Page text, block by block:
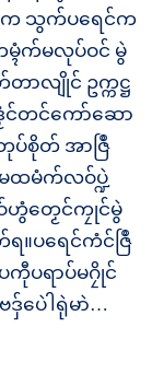
က သွက်ပရေင်က
မ္ၚံက်မလုပ်ဝင် မွဲ
လျိုင် ဥက္ကဋ္ဌ
ဒၟံင်တင်ကော်ဆော
ပ်စိုတ် အာဇြဳ
မထမံက်လဝ်ပ္ဍဲ
ဝ်ဟွံတၟေင်ကၠုင်မွဲ
။ပရေင်ကံင်ဇြဳ
ကီုပရာပ်မဂၠိုင်
ဒှ်ပေဲါရုဲမာဲ…